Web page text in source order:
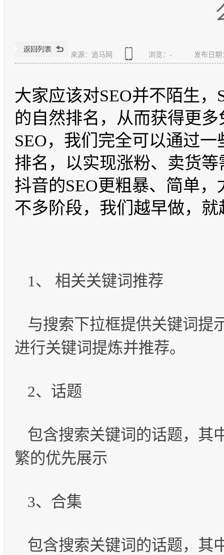
来源：追马网 浏览： - 发布日期
大家应该对SEO并不陌生
的自然排名，从而获得更
SEO，我们完全可以通过
排名，以实现涨粉、卖货
抖音的SEO更粗暴、简单
不多阶段，我们越早做，
1、 相关关键词推荐
与搜索下拉框提供关键词提
进行关键词提炼并推荐。
2、话题
包含搜索关键词的话题，其
繁的优先展示
3、合集
包含搜索关键词的话题，其